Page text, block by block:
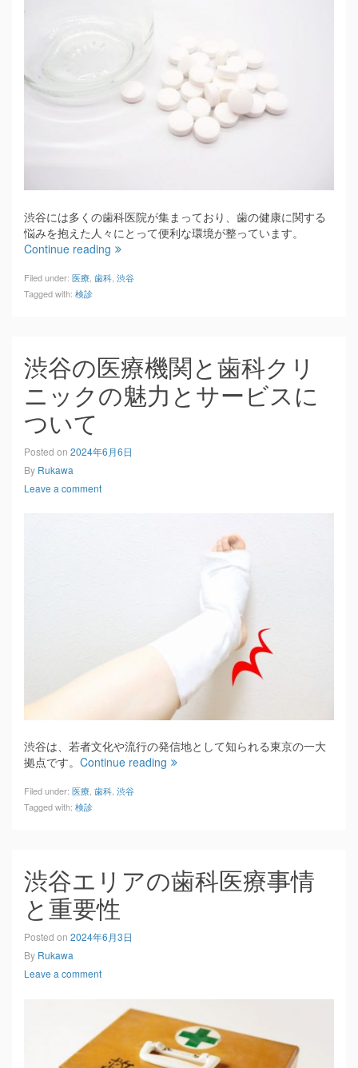
渋谷には多くの歯科医院が集まっており、歯の健康に関する
悩みを抱えた人々にとって便利な環境が整っています。
Continue reading
Filed under: 医療 歯科 渋谷
Tagged with: 検診
渋谷の医療機関と歯科クリ
ニックの魅力とサービスに
ついて
Posted on 2024年6月6日
By Rukawa
Leave a comment
渋谷は、若者文化や流行の発信地として知られる東京の一大
拠点です。 Continue reading
Filed under: 医療, 歯科, 渋谷
Tagged with: 検診
渋谷エリアの歯科医療事情
と重要性
Posted on 2024年6月3日
By Rukawa
Leave a comment